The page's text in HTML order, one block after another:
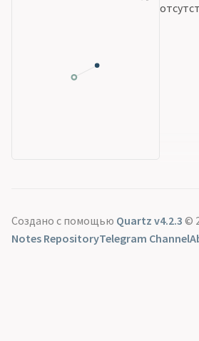
Создано с помощью Quartz v4.2.3 ©
Notes RepositoryTelegram Channel